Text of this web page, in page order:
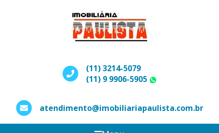
(11) 3214-5079
(11) 9 9906-5905
atendimento@imobiliariapaulista.com.br